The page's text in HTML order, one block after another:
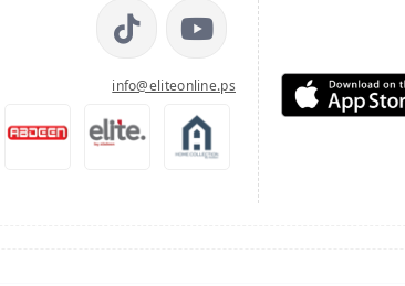
info@eliteonline.ps